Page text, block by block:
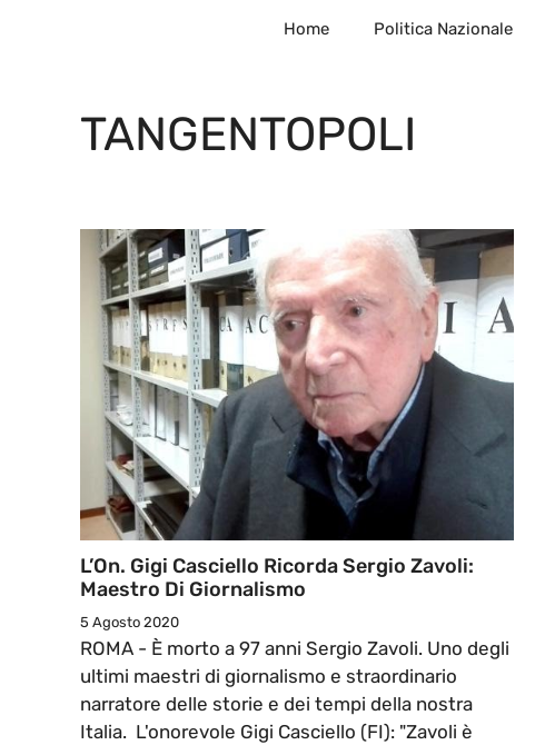
Home Politica Nazionale
TANGENTOPOLI
L’On. Gigi Casciello Ricorda Sergio Zavoli:
Maestro Di Giornalismo
5 Agosto 2020
ROMA - È morto a 97 anni Sergio Zavoli. Uno degli
ultimi maestri di giornalismo e straordinario
narratore delle storie e dei tempi della nostra
Italia. L'onorevole Gigi Casciello (FI): "Zavoli è